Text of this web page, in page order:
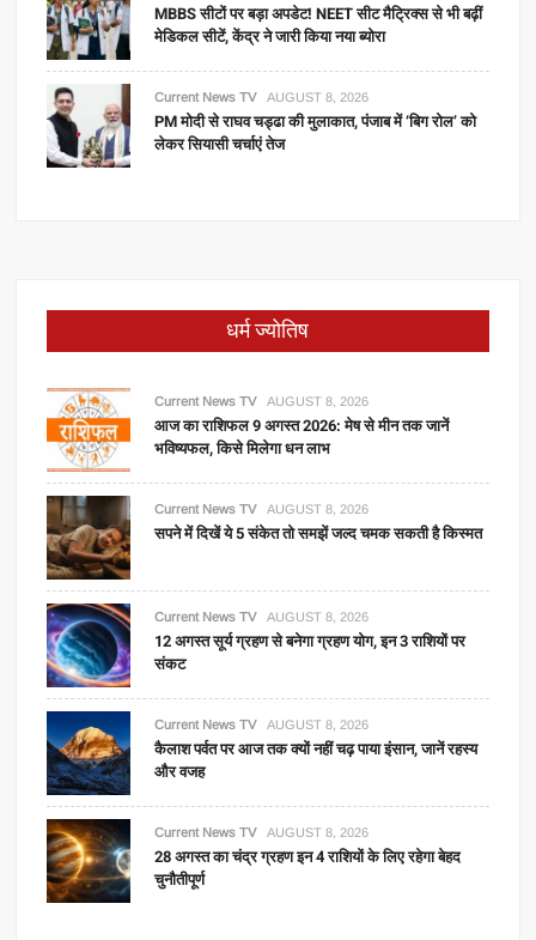
MBBS सीटों पर बड़ा अपडेट! NEET सीट मैट्रिक्स से भी बढ़ीं
मेडिकल सीटें, केंद्र ने जारी किया नया ब्योरा
Current News TV AUGUST 8, 2026
PM मोदी से राघव चड्ढा की मुलाकात, पंजाब में ‘बिग रोल’ को
लेकर सियासी चर्चाएं तेज
धर्म ज्योतिष
Current News TV AUGUST 8, 2026
आज का राशिफल 9 अगस्त 2026: मेष से मीन तक जानें
भविष्यफल, किसे मिलेगा धन लाभ
Current News TV AUGUST 8, 2026
सपने में दिखें ये 5 संकेत तो समझें जल्द चमक सकती है किस्मत
Current News TV AUGUST 8, 2026
12 अगस्त सूर्य ग्रहण से बनेगा ग्रहण योग, इन 3 राशियों पर
संकट
Current News TV AUGUST 8, 2026
कैलाश पर्वत पर आज तक क्यों नहीं चढ़ पाया इंसान, जानें रहस्य
और वजह
Current News TV AUGUST 8, 2026
28 अगस्त का चंद्र ग्रहण इन 4 राशियों के लिए रहेगा बेहद
चुनौतीपूर्ण